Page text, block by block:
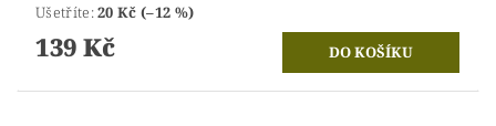
Ušetříte:20 Kč (–12 %)
139 Kč